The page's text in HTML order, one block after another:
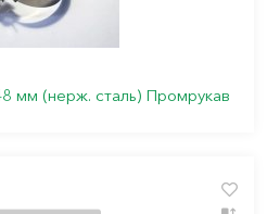
мм (нерж. сталь) Промрукав